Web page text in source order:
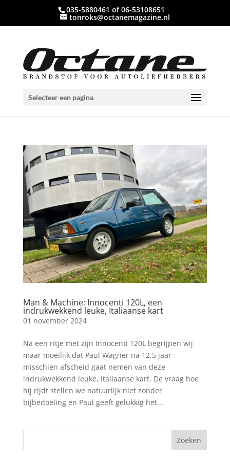
035-5880461 of 06-53108651
tonroks@octanemagazine.nl
Selecteer een pagina
Man & Machine: Innocenti 120L, een
indrukwekkend leuke, Italiaanse kart
01 november 2024
Na een ritje met zijn Innocenti 120L begrijpen wij
maar moeilijk dat Paul Wagner na 12,5 jaar
misschien afscheid gaat nemen van deze
indrukwekkend leuke, Italiaanse kart. De vraag hoe
hij rijdt stellen we natuurlijk niet zonder
bijbedoeling en Paul geeft gelukkig het...